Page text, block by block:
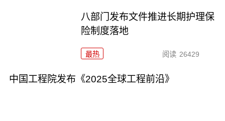
八部门发布文件推进长期护理保
险制度落地
最热 阅读 26429
中国工程院发布《2025全球工程前沿》